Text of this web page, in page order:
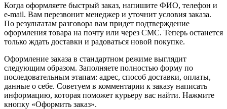
Когда оформляете быстрый заказ, напишите ФИО, телефон и
e-mail. Вам перезвонит менеджер и уточнит условия заказа.
По результатам разговора вам придет подтверждение
оформления товара на почту или через СМС. Теперь останется
только ждать доставки и радоваться новой покупке.
Оформление заказа в стандартном режиме выглядит
следующим образом. Заполняете полностью форму по
последовательным этапам: адрес, способ доставки, оплаты,
данные о себе. Советуем в комментарии к заказу написать
информацию, которая поможет курьеру вас найти. Нажмите
кнопку «Оформить заказ».